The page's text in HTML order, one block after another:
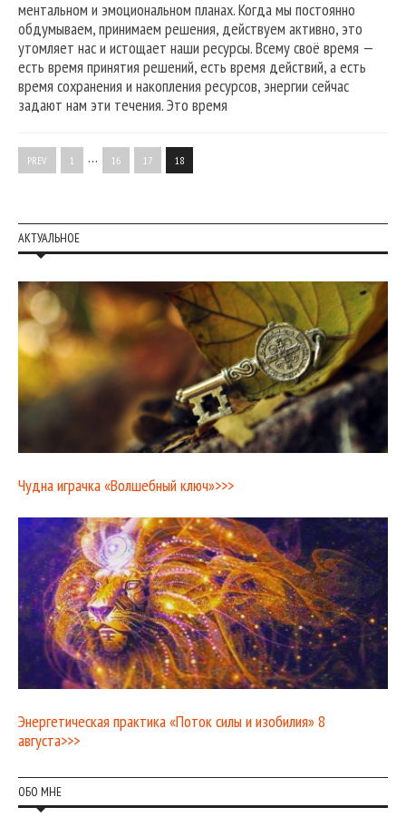
ментальном и эмоциональном планах. Когда мы постоянно
обдумываем, принимаем решения, действуем активно, это
утомляет нас и истощает наши ресурсы. Всему своё время —
есть время принятия решений, есть время действий, а есть
время сохранения и накопления ресурсов, энергии сейчас
задают нам эти течения. Это время
PREV 1 … 16 17 18
АКТУАЛЬНОЕ
Чудна играчка «Волшебный ключ»>>>
Энергетическая практика «Поток силы и изобилия» 8
августа>>>
ОБО МНЕ